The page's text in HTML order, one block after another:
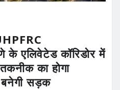
एलिवेटेड कॉरिडोर में
का होगा
सड़क